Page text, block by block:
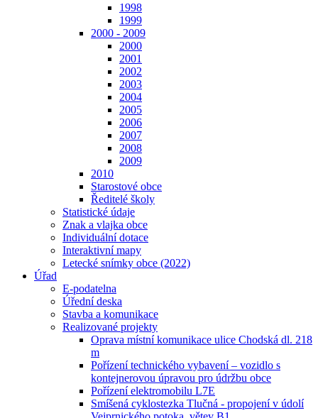
1998
1999
2000 - 2009
2000
2001
2002
2003
2004
2005
2006
2007
2008
2009
2010
Starostové obce
Ředitelé školy
Statistické údaje
Znak a vlajka obce
Individuální dotace
Interaktivní mapy
Letecké snímky obce (2022)
Úřad
E-podatelna
Úřední deska
Stavba a komunikace
Realizované projekty
Oprava místní komunikace ulice Chodská dl. 218
m
Pořízení technického vybavení – vozidlo s
kontejnerovou úpravou pro údržbu obce
Pořízení elektromobilu L7E
Smíšená cyklostezka Tlučná - propojení v údolí